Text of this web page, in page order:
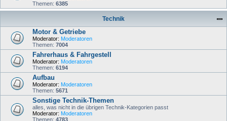
Themen: 6385
Technik
Motor & Getriebe
Moderator: Moderatoren
Themen: 7004
Fahrerhaus & Fahrgestell
Moderator: Moderatoren
Themen: 6194
Aufbau
Moderator: Moderatoren
Themen: 5671
Sonstige Technik-Themen
alles, was nicht in die übrigen Technik-Kategorien passt
Moderator: Moderatoren
Themen: 4783